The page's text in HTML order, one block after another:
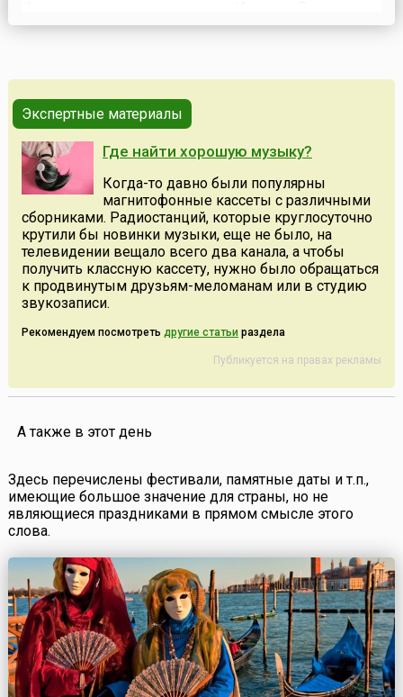
Наслаждения, являющегося олицетворением Чистой
имен: ...
Экспертные материалы
Где найти хорошую музыку?
Когда-то давно были популярны
магнитофонные кассеты с различными
сборниками. Радиостанций, которые круглосуточно
крутили бы новинки музыки, еще не было, на
телевидении вещало всего два канала, а чтобы
получить классную кассету, нужно было обращаться
к продвинутым друзьям-меломанам или в студию
звукозаписи.
Рекомендуем посмотреть другие статьи раздела
Публикуется на правах рекламы
А также в этот день
Здесь перечислены фестивали, памятные даты и т.п.,
имеющие большое значение для страны, но не
являющиеся праздниками в прямом смысле этого
слова.